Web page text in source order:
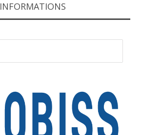
INFORMATIONS